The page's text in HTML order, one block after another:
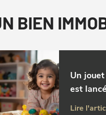
BIEN
Un
est
Lire